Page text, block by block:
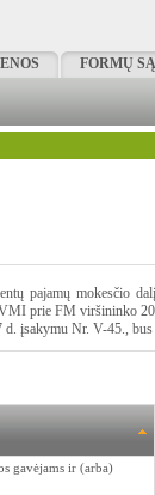
FORMŲ
pajamų mokesčio
prie FM viršininko
įsakymu Nr. V-45.,
gavėjams ir (arba)